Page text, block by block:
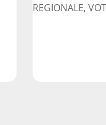
REGIONALE,